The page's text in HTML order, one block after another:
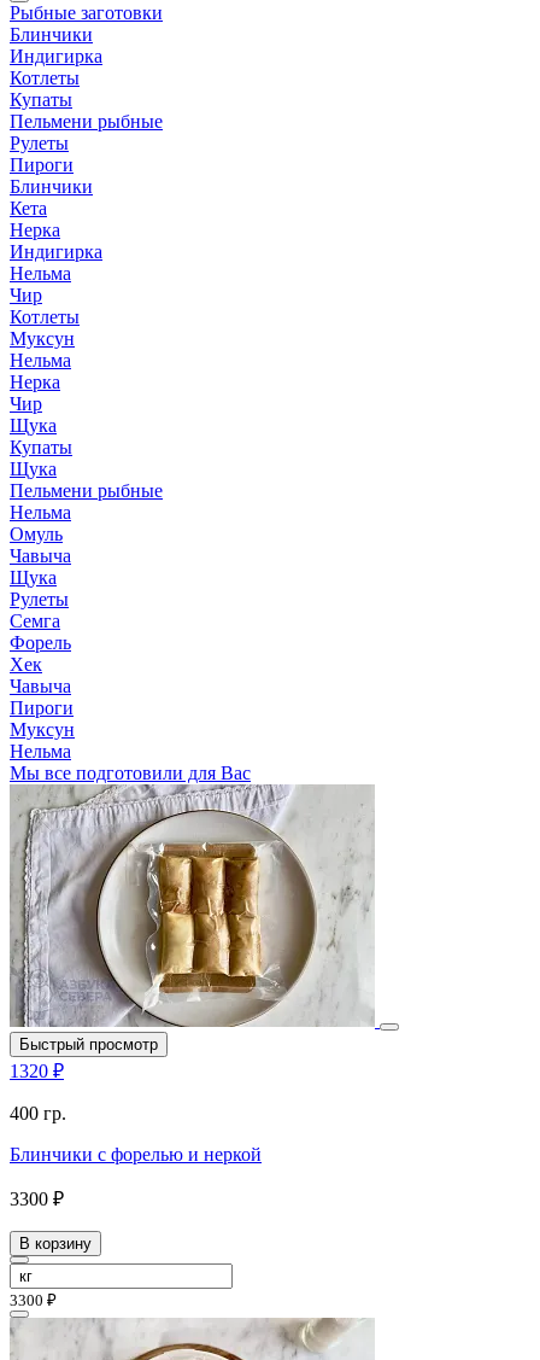
Рыбные заготовки
Блинчики
Индигирка
Котлеты
Купаты
Пельмени рыбные
Рулеты
Пироги
Блинчики
Кета
Нерка
Индигирка
Нельма
Чир
Котлеты
Муксун
Нельма
Нерка
Чир
Щука
Купаты
Щука
Пельмени рыбные
Нельма
Омуль
Чавыча
Щука
Рулеты
Семга
Форель
Хек
Чавыча
Пироги
Муксун
Нельма
Мы все подготовили для Вас
Быстрый просмотр
1320 ₽
400 гр.
Блинчики с форелью и неркой
3300 ₽
В корзину
3300 ₽